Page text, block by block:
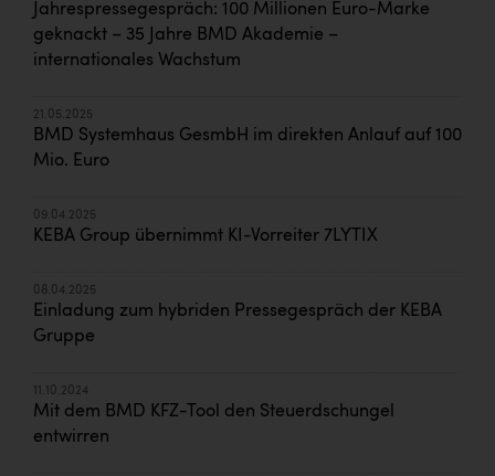
Jahrespressegespräch: 100 Millionen Euro-Marke
geknackt – 35 Jahre BMD Akademie –
internationales Wachstum
21.05.2025
BMD Systemhaus GesmbH im direkten Anlauf auf 100
Mio. Euro
09.04.2025
KEBA Group übernimmt KI-Vorreiter 7LYTIX
08.04.2025
Einladung zum hybriden Pressegespräch der KEBA
Gruppe
11.10.2024
Mit dem BMD KFZ-Tool den Steuerdschungel
entwirren